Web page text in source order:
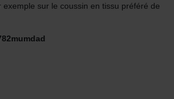
exemple sur le coussin en tissu préféré de